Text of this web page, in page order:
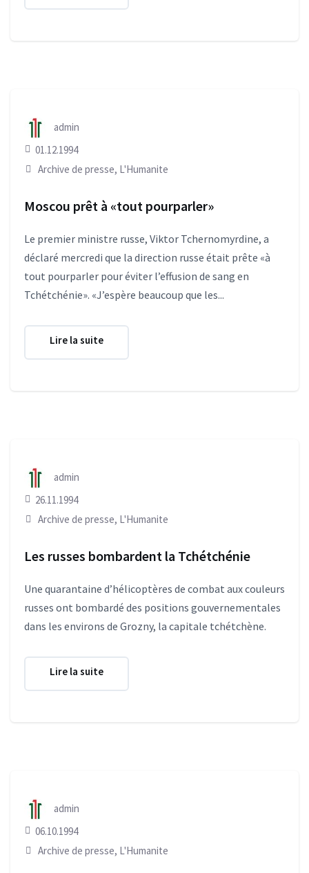
admin
01.12.1994
Archive de presse, L'Humanite
Moscou prêt à «tout pourparler»
Le premier ministre russe, Viktor Tchernomyrdine, a
déclaré mercredi que la direction russe était prête «à
tout pourparler pour éviter l’effusion de sang en
Tchétchénie». «J’espère beaucoup que les...
Lire la suite
admin
26.11.1994
Archive de presse, L'Humanite
Les russes bombardent la Tchétchénie
Une quarantaine d’hélicoptères de combat aux couleurs
russes ont bombardé des positions gouvernementales
dans les environs de Grozny, la capitale tchétchène.
Lire la suite
admin
06.10.1994
Archive de presse, L'Humanite